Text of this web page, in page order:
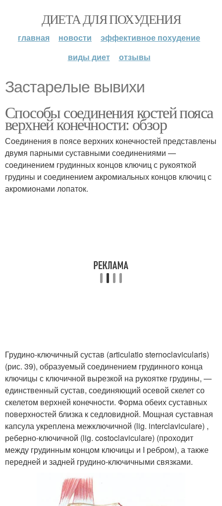
ДИЕТА ДЛЯ ПОХУДЕНИЯ
главная новости
эффективное похудение
виды диет
отзывы
Застарелые вывихи
Способы соединения костей пояса
верхней конечности: обзор
Соединения в поясе верхних конечностей представлены
двумя парными суставными соединениями —
соединением грудинных концов ключиц с рукояткой
грудины и соединением акромиальных концов ключиц с
акромионами лопаток.
Грудино-ключичный сустав (articulatio sternoclavicularis)
(рис. 39), образуемый соединением грудинного конца
ключицы с ключичной вырезкой на рукоятке грудины, —
единственный сустав, соединяющий осевой скелет со
скелетом верхней конечности. Форма обеих суставных
поверхностей близка к седловидной. Мощная суставная
капсула укреплена межключичной (lig. interclaviculare) ,
реберно-ключичной (lig. costoclaviculare) (проходит
между грудинным концом ключицы и I ребром), а также
передней и задней грудино-ключичными связками.